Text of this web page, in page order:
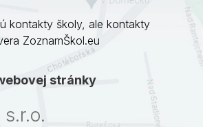
kontakty školy, ale kontakty
ZoznamŠkol.eu
stránky